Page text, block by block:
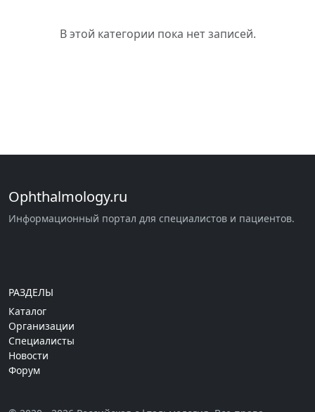
В этой категории пока нет записей.
Ophthalmology.ru
Информационный портал для специалистов и пациентов.
РАЗДЕЛЫ
Каталог
Организации
Специалисты
Новости
Форум